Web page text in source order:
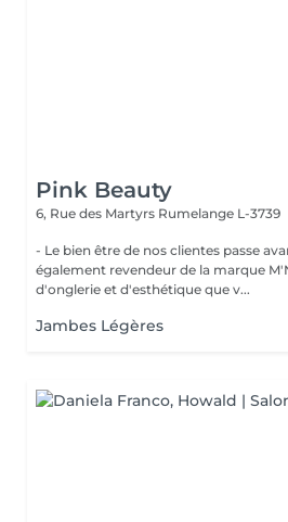
Pink Beauty
6, Rue des Martyrs Rumelange L-3739
- Le bien être de nos clientes passe avant tout ! -
également revendeur de la marque
d'onglerie et d'esthétique que v...
Jambes Légères